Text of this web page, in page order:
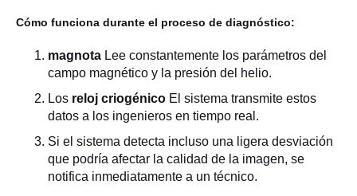
Cómo funciona durante el proceso de diagnóstico:
magnota Lee constantemente los parámetros del
campo magnético y la presión del helio.
Los reloj criogénico El sistema transmite estos
datos a los ingenieros en tiempo real.
Si el sistema detecta incluso una ligera desviación
que podría afectar la calidad de la imagen, se
notifica inmediatamente a un técnico.